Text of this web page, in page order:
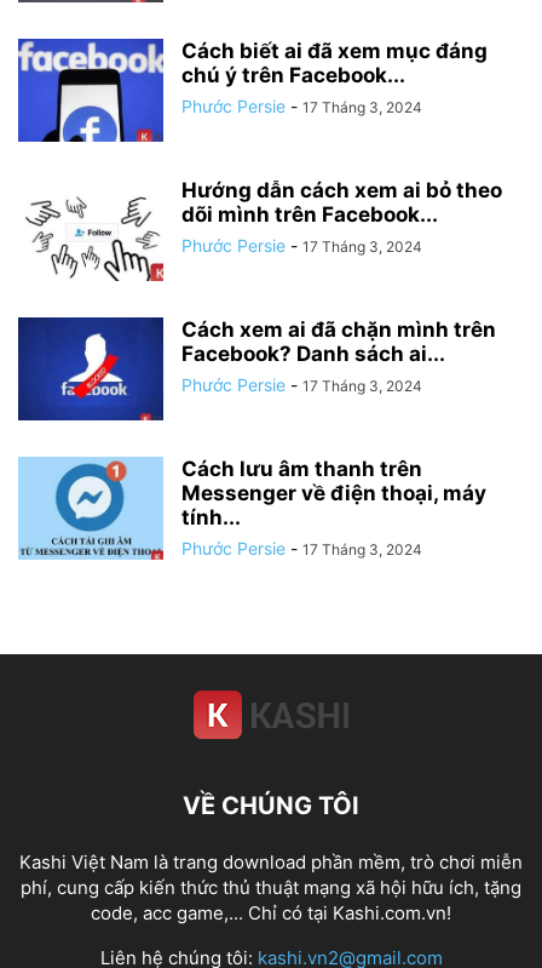
Cách biết ai đã xem mục đáng
chú ý trên Facebook...
Phước Persie - 17 Tháng 3, 2024
Hướng dẫn cách xem ai bỏ theo
dõi mình trên Facebook...
Phước Persie - 17 Tháng 3, 2024
Cách xem ai đã chặn mình trên
Facebook? Danh sách ai...
Phước Persie - 17 Tháng 3, 2024
Cách lưu âm thanh trên
Messenger về điện thoại, máy
tính...
Phước Persie - 17 Tháng 3, 2024
VỀ CHÚNG TÔI
Kashi Việt Nam là trang download phần mềm, trò chơi miễn
phí, cung cấp kiến thức thủ thuật mạng xã hội hữu ích, tặng
code, acc game,... Chỉ có tại Kashi.com.vn!
Liên hệ chúng tôi: kashi.vn2@gmail.com